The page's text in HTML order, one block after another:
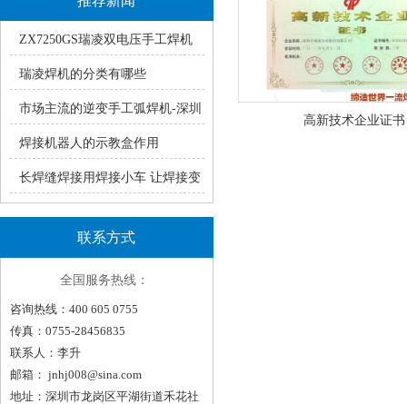
ZX7250GS瑞凌双电压手工焊机
使用中的常见疑问
瑞凌焊机的分类有哪些
市场主流的逆变手工弧焊机-深圳
瑞凌手工焊ZX7系统产品介绍
焊接机器人的示教盒作用
长焊缝焊接用焊接小车 让焊接变
轻松！（一）
联系方式
全国服务热线：
咨询热线：400 605 0755
传真：0755-28456835
联系人：李升
邮箱： jnhj008@sina.com
地址：深圳市龙岗区平湖街道禾花社
高新技术企业证书